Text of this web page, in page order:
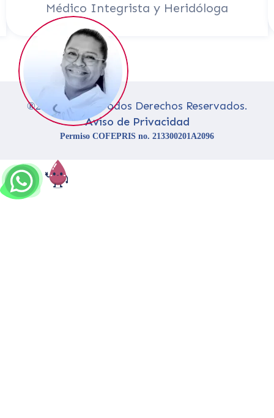
Médico Integrista y Heridóloga
Slide 2 of 11.
®2026. Midhec.
Todos Derechos Reservados.
Aviso de Privacidad
Permiso COFEPRIS no. 213300201A2096